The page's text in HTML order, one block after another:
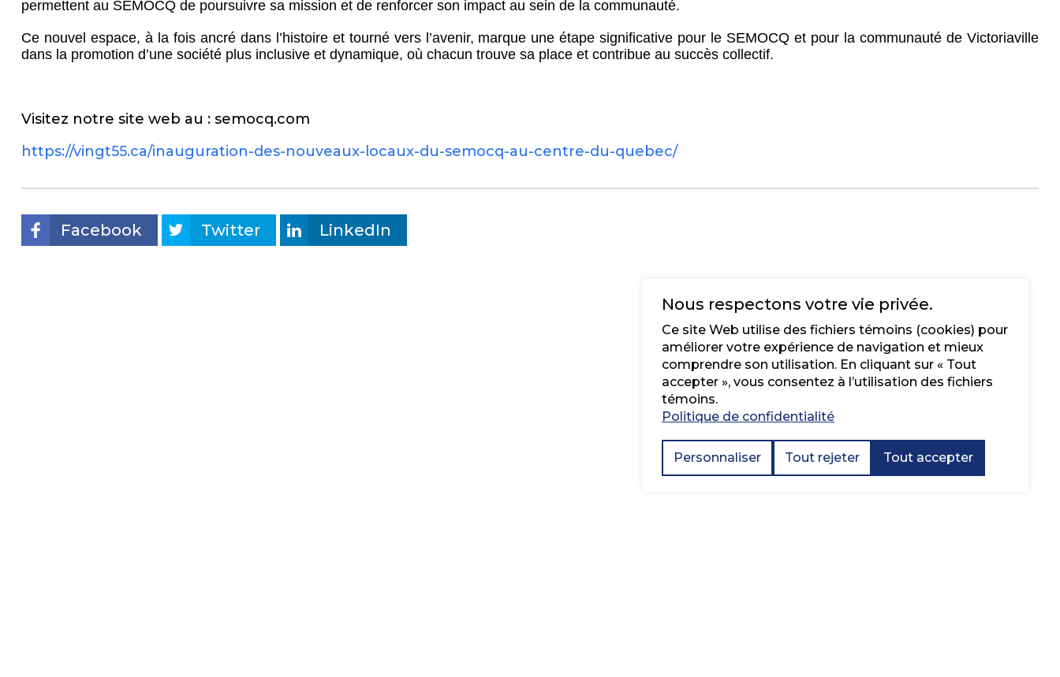
Nous respectons votre vie privée.
Ce site Web utilise des fichiers témoins (cookies) pour
améliorer votre expérience de navigation et mieux
comprendre son utilisation. En cliquant sur « Tout
accepter », vous consentez à l’utilisation des fichiers
témoins.
Politique de confidentialité
Personnaliser Tout rejeter Tout accepter
permettent au SEMOCQ de poursuivre sa mission et de renforcer son impact au sein de la communauté.
Ce nouvel espace, à la fois ancré dans l’histoire et tourné vers l’avenir, marque une étape significative pour le SEMOCQ et pour la communauté de Victoriaville
dans la promotion d’une société plus inclusive et dynamique, où chacun trouve sa place et contribue au succès collectif.
Visitez notre site web au : semocq.com
https://vingt55.ca/inauguration-des-nouveaux-locaux-du-semocq-au-centre-du-quebec/
Facebook Twitter LinkedIn